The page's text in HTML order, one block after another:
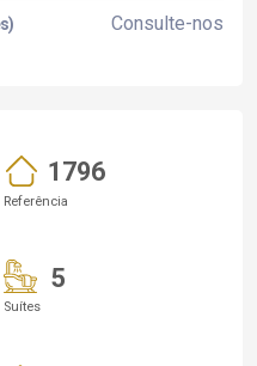
Consulte-nos
1796
Referência
5
Suítes